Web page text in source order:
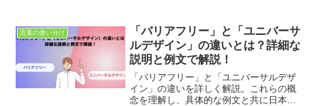
ます。
言葉の使い分け
「バリアフリー」と「ユニバーサ
ルデザイン」の違いとは？詳細な
説明と例文で解説！
「バリアフリー」と「ユニバーサルデザ
イン」の違いを詳しく解説。これらの概
念を理解し、具体的な例文と共に日本語